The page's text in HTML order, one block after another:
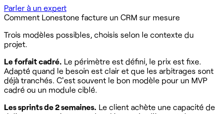
Parler à un expert
Comment Lonestone facture un CRM sur mesure
Trois modèles possibles, choisis selon le contexte du
projet.
Le forfait cadré. Le périmètre est défini, le prix est fixe.
Adapté quand le besoin est clair et que les arbitrages sont
déjà tranchés. C'est souvent le bon modèle pour un MVP
cadré ou un module ciblé.
Les sprints de 2 semaines. Le client achète une capacité de